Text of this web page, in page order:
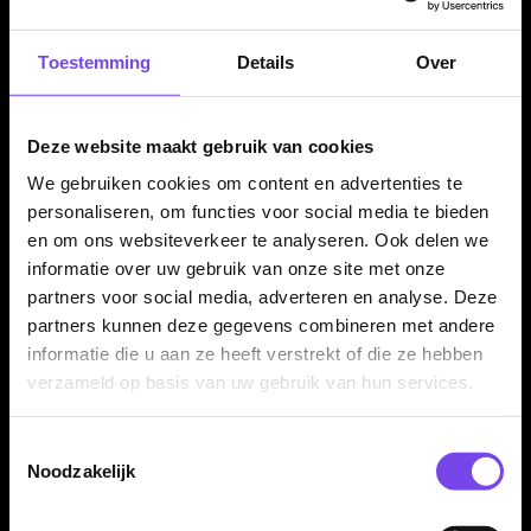
Toestemming Details Over
Deze website maakt gebruik van cookies
We gebruiken cookies om content en advertenties te
personaliseren, om functies voor social media te bieden
en om ons websiteverkeer te analyseren. Ook delen we
informatie over uw gebruik van onze site met onze
partners voor social media, adverteren en analyse. Deze
partners kunnen deze gegevens combineren met andere
informatie die u aan ze heeft verstrekt of die ze hebben
verzameld op basis van uw gebruik van hun services.
Noodzakelijk
Kenmerken van de GOAT Quarterback 90% Dartpijlen
✓ GOAT Quarterback steeltip dartpijlen
✓ Football-lace geïnspireerde grip voor controle
✓ Gripzone over de volledige barrel
✓ Barrel length van 50,80 mm
✓ Betrouwbaar bevestigd in 23 en 25 gram
✓ Compleet geleverd met GOAT shafts en GOAT flights
Dartpijl Materiaal:90% Tungsten
Dartpijl Gewicht: